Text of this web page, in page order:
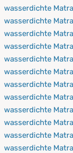
wasserdichte
wasserdichte
wasserdichte
wasserdichte
wasserdichte
wasserdichte
wasserdichte
wasserdichte
wasserdichte
wasserdichte
wasserdichte
wasserdichte